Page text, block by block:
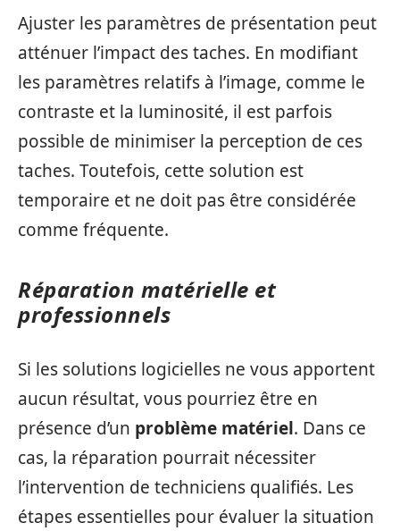
Ajuster les paramètres de présentation peut
atténuer l’impact des taches. En modifiant
les paramètres relatifs à l’image, comme le
contraste et la luminosité, il est parfois
possible de minimiser la perception de ces
taches. Toutefois, cette solution est
temporaire et ne doit pas être considérée
comme fréquente.
Réparation matérielle et
professionnels
Si les solutions logicielles ne vous apportent
aucun résultat, vous pourriez être en
présence d’un problème matériel. Dans ce
cas, la réparation pourrait nécessiter
l’intervention de techniciens qualifiés. Les
étapes essentielles pour évaluer la situation